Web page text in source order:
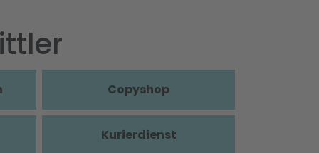
Copyshop
Kurierdienst